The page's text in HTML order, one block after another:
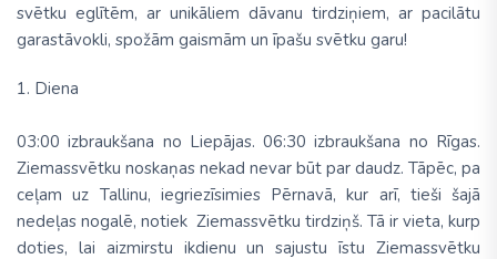
svētku eglītēm, ar unikāliem dāvanu tirdziņiem, ar pacilātu
garastāvokli, spožām gaismām un īpašu svētku garu!
1. Diena
03:00 izbraukšana no Liepājas. 06:30 izbraukšana no Rīgas.
Ziemassvētku noskaņas nekad nevar būt par daudz. Tāpēc, pa
ceļam uz Tallinu, iegriezīsimies Pērnavā, kur arī, tieši šajā
nedeļas nogalē, notiek Ziemassvētku tirdziņš. Tā ir vieta, kurp
doties, lai aizmirstu ikdienu un sajustu īstu Ziemassvētku